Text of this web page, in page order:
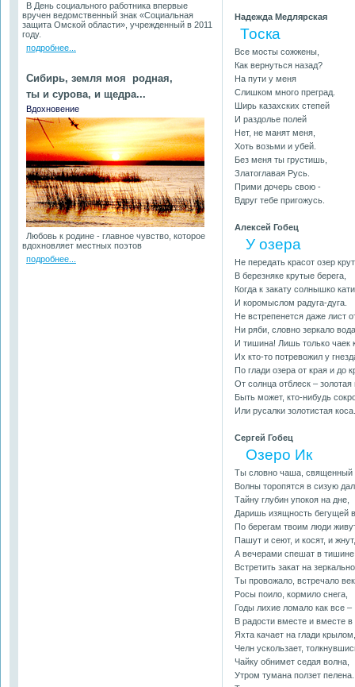
В День социального работника впервые
вручен ведомственный знак «Социальная
защита Омской области», учрежденный в 2011
году.
подробнее...
Сибирь, земля моя родная,
ты и сурова, и щедра...
Вдохновение
Любовь к родине - главное чувство, которое
вдохновляет местных поэтов
подробнее...
Надежда Медлярская
Тоска
Все мосты сожжены,
Как вернуться назад?
На пути у меня
Слишком много преград.
Ширь казахских степей
И раздолье полей
Нет, не манят меня,
Хоть возьми и убей.
Без меня ты грустишь,
Златоглавая Русь.
Прими дочерь свою -
Вдруг тебе пригожусь.
Алексей Гобец
У озера
Не передать красот озер
В березняке крутые берега,
Когда к закату солнышко
И коромыслом радуга-дуга.
Не встрепенется даже лист
Ни ряби, словно зеркало
И тишина! Лишь только чаек
Их кто-то потревожил у
По глади озера от края и до
От солнца отблеск – золотая
Быть может, кто-нибудь
Или русалки золотистая коса.
Сергей Гобец
Озеро Ик
Ты словно чаша, священный
Волны торопятся в сизую
Тайну глубин упокоя на дне,
Даришь изящность бегущей
По берегам твоим люди
Пашут и сеют, и косят, и жнут,
А вечерами спешат в тишине
Встретить закат на
Ты провожало, встречало
Росы поило, кормило снега,
Годы лихие ломало как все –
В радости вместе и вместе в
Яхта качает на глади крылом,
Челн ускользает,
Чайку обнимет седая волна,
Утром тумана ползет пелена.